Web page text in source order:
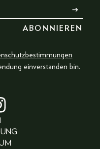
einverstanden bin.